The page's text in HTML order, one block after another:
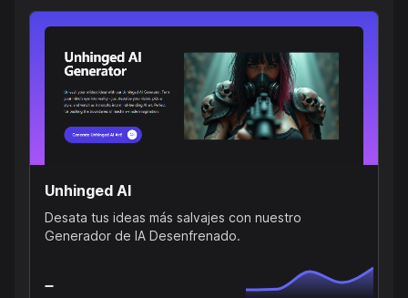
Unhinged AI
Desata tus ideas más salvajes con nuestro
Generador de IA Desenfrenado.